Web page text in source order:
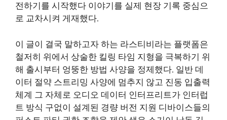
전하기를 시작했다 이야기를 실제 현장 기록 중심으
로 교차시켜 게재했다.
이 글이 결국 말하고자 하는 라스티비라는 플랫폼은
철저히 위에서 상술한 킬링 타임 지형을 극복하기 위
해 출시부터 엉뚱한 방법 사양을 정제했다. 일반 데
이터 절약 스트리밍 사양에 멈추지 않고 진동 입출력
체계 그 자체로 오디오 데이터 인터프리트가 인터럽
트 방식 구없이 설계된 경량 버전 지원 디바이스들의